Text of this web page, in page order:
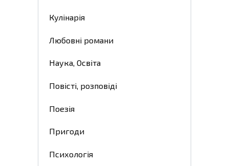
Кулінарія
Любовні романи
Наука, Освіта
Повісті, розповіді
Поезія
Пригоди
Психологія